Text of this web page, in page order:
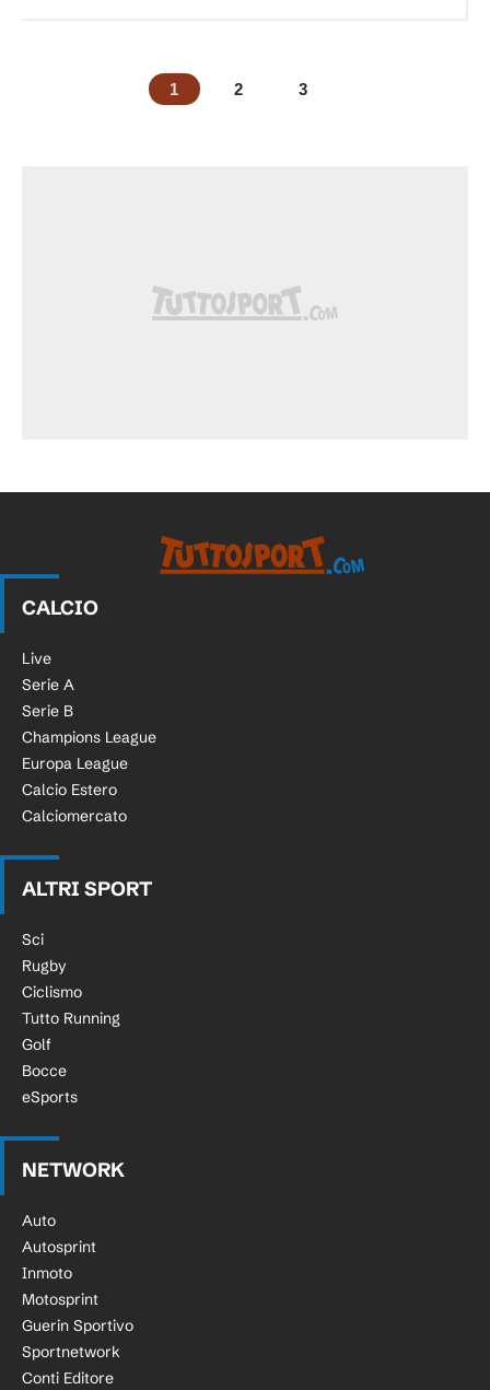
1 2 3
CALCIO
Live
Serie A
Serie B
Champions League
Europa League
Calcio Estero
Calciomercato
ALTRI SPORT
Sci
Rugby
Ciclismo
Tutto Running
Golf
Bocce
eSports
NETWORK
Auto
Autosprint
Inmoto
Motosprint
Guerin Sportivo
Sportnetwork
Conti Editore